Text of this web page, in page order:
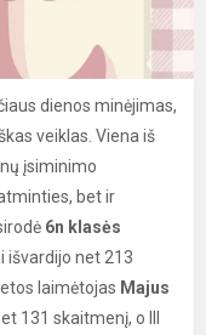
dienos minėjimas,
veiklas. Viena iš
įsiminimo
bet ir
6n klasės
išvardijo net 213
laimėtojas Majus
131 skaitmenį, o III